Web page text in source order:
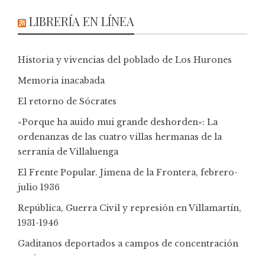
LIBRERÍA EN LÍNEA
Historia y vivencias del poblado de Los Hurones
Memoria inacabada
El retorno de Sócrates
«Porque ha auido mui grande deshorden»: La
ordenanzas de las cuatro villas hermanas de la
serranía de Villaluenga
El Frente Popular. Jimena de la Frontera, febrero-
julio 1936
República, Guerra Civil y represión en Villamartín,
1931-1946
Gaditanos deportados a campos de concentración